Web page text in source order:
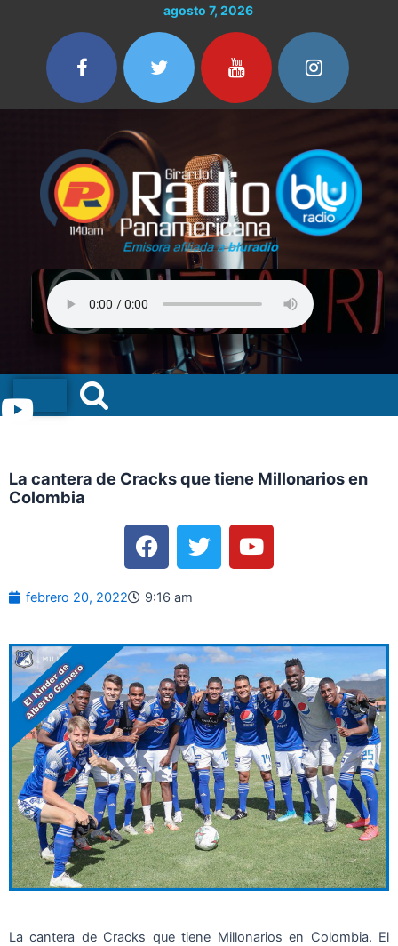
contenido
agosto 7, 2026
Menu
La cantera de Cracks que tiene Millonarios en
Colombia
F
a
c
e
o
k
T
w
i
r
Y
o
u
e
febrero 20, 2022 9:16 am
La cantera de Cracks que tiene Millonarios en Colombia. El